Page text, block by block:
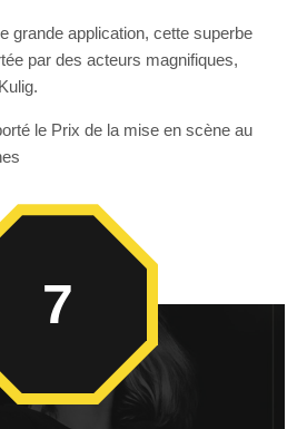
grande application, cette superbe
par des acteurs magnifiques,
le Prix de la mise en scène au
7